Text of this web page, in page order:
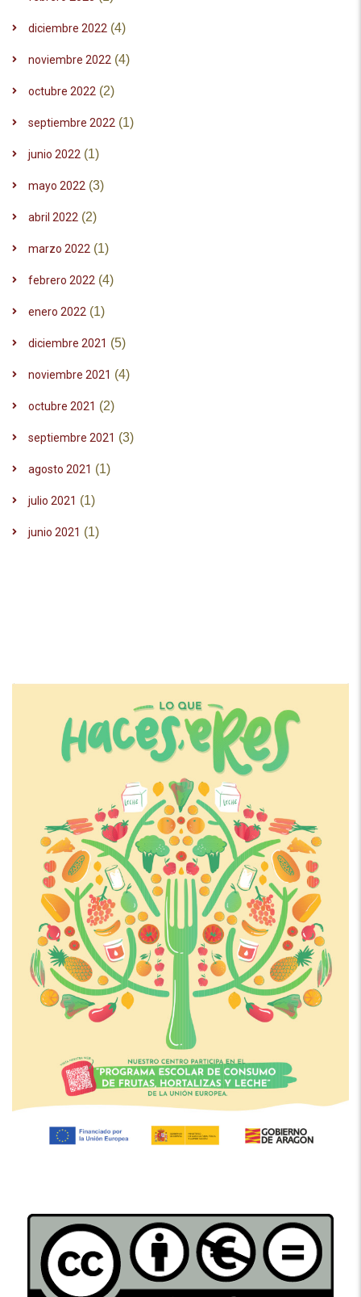
diciembre 2022 (4)
noviembre 2022 (4)
octubre 2022 (2)
septiembre 2022 (1)
junio 2022 (1)
mayo 2022 (3)
abril 2022 (2)
marzo 2022 (1)
febrero 2022 (4)
enero 2022 (1)
diciembre 2021 (5)
noviembre 2021 (4)
octubre 2021 (2)
septiembre 2021 (3)
agosto 2021 (1)
julio 2021 (1)
junio 2021 (1)